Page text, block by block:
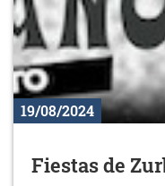
19/08/2024
Fiestas de